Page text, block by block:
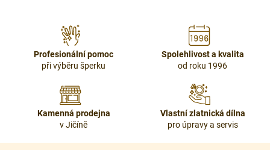
Profesionální pomoc
při výběru šperku
Spolehlivost a kvalita
od roku 1996
Kamenná prodejna
v Jičíně
Vlastní zlatnická dílna
pro úpravy a servis